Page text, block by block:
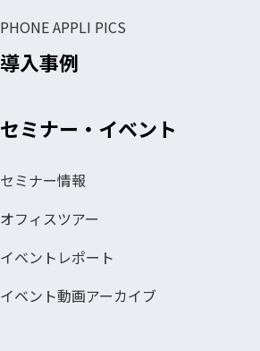
PHONE APPLI PICS
導入事例
セミナー・イベント
セミナー情報
オフィスツアー
イベントレポート
イベント動画アーカイブ